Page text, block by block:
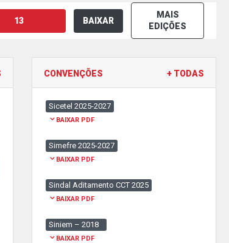
13 BAIXAR
MAIS
EDIÇÕES
CONVENÇÕES + TODAS
Sicetel 2025-2027
BAIXAR PDF
Simefre 2025-2027
BAIXAR PDF
Sindal Aditamento CCT 2025
BAIXAR PDF
Siniem – 2018
BAIXAR PDF